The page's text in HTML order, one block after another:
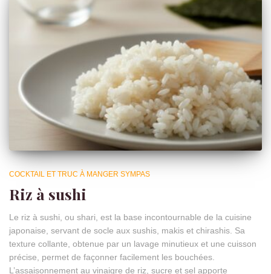
COCKTAIL ET TRUC À MANGER SYMPAS
Riz à sushi
Le riz à sushi, ou shari, est la base incontournable de la cuisine
japonaise, servant de socle aux sushis, makis et chirashis. Sa
texture collante, obtenue par un lavage minutieux et une cuisson
précise, permet de façonner facilement les bouchées.
L’assaisonnement au vinaigre de riz, sucre et sel apporte